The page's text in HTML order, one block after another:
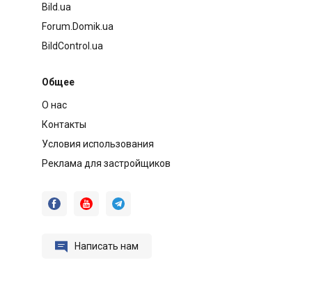
Bild.ua
Forum.Domik.ua
BildControl.ua
Общее
О нас
Контакты
Условия использования
Реклама для застройщиков
  
 Написать нам